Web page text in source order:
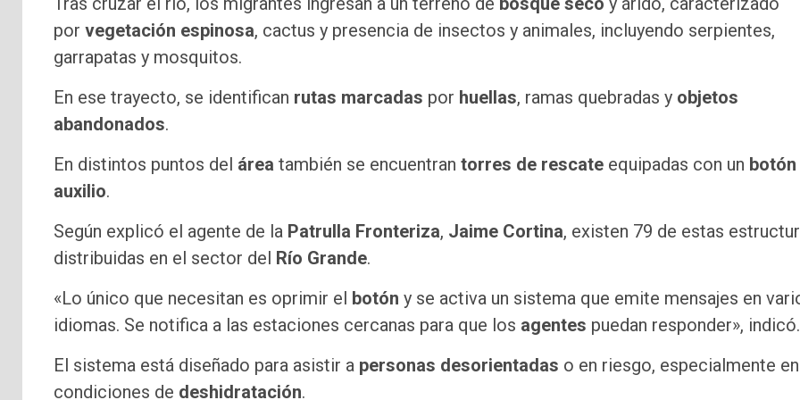
por vegetación espinosa, cactus y presencia de insectos y animales, incluyendo serpientes,
garrapatas y mosquitos.
En ese trayecto, se identifican rutas marcadas por huellas, ramas quebradas y objetos
abandonados.
En distintos puntos del área también se encuentran torres de rescate equipadas con un botón
auxilio.
Según explicó el agente de la Patrulla Fronteriza, Jaime Cortina, existen 79 de estas
distribuidas en el sector del Río Grande.
«Lo único que necesitan es oprimir el botón y se activa un sistema que emite mensajes en
idiomas. Se notifica a las estaciones cercanas para que los agentes puedan responder», indicó.
El sistema está diseñado para asistir a personas desorientadas o en riesgo, especialmente en
condiciones de deshidratación.